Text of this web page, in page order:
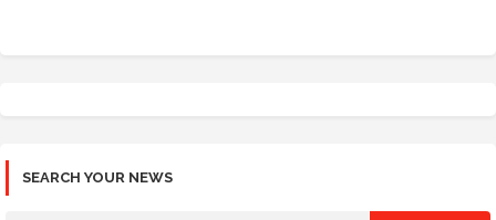
SEARCH YOUR NEWS